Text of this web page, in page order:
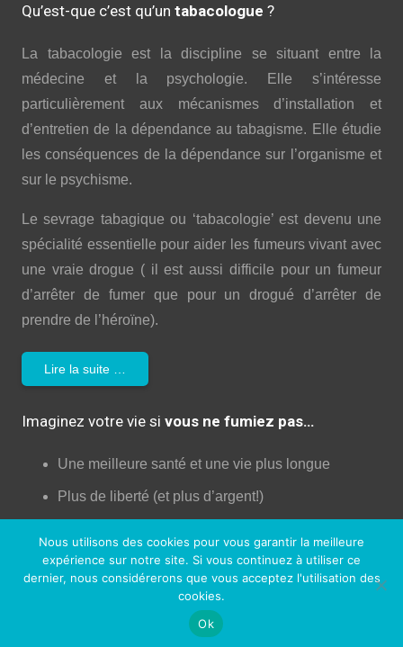
Qu’est-que c’est qu’un tabacologue ?
La tabacologie est la discipline se situant entre la
médecine et la psychologie. Elle s’intéresse
particulièrement aux mécanismes d’installation et
d’entretien de la dépendance au tabagisme. Elle étudie
les conséquences de la dépendance sur l’organisme et
sur le psychisme.
Le sevrage tabagique ou ‘tabacologie’ est devenu une
spécialité essentielle pour aider les fumeurs vivant avec
une vraie drogue ( il est aussi difficile pour un fumeur
d’arrêter de fumer que pour un drogué d’arrêter de
prendre de l’héroïne).
Lire la suite …
Imaginez votre vie si vous ne fumiez pas…
Une meilleure santé et une vie plus longue
Plus de liberté (et plus d’argent!)
Moins de dégâts pour votre corps!
Augmentation de la libido!
Une peau plus jeune
Nous utilisons des cookies pour vous garantir la meilleure
expérience sur notre site. Si vous continuez à utiliser ce
dernier, nous considérerons que vous acceptez l'utilisation des
cookies.
Ok